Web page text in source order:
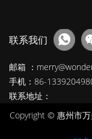
联系我们
邮箱 ：
手机：86-
联系地址：
Copyright © 惠州市